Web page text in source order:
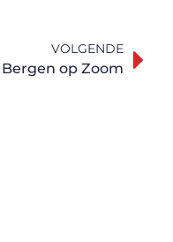
VOLGENDE
op Zoom